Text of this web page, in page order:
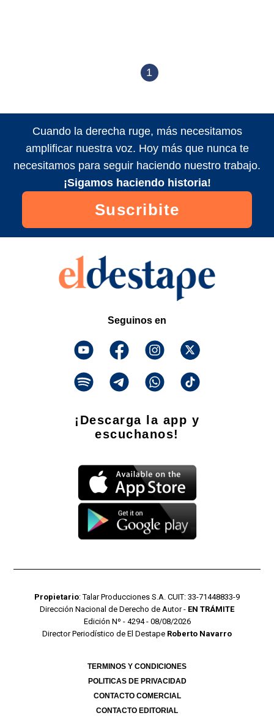
1
Cuando la derecha ruge, más necesitamos
amplificar nuestra voz. Hoy más que nunca te
necesitamos para seguir haciendo nuestro trabajo.
¡Sigamos haciendo historia!
Suscribite
Seguinos en
¡Descarga la app y
escuchanos!
Propietario: Talar Producciones S.A. CUIT: 33-71448833-9
Dirección Nacional de Derecho de Autor - EN TRÁMITE
Edición Nº - 4294 - 08/08/2026
Director Periodístico de El Destape Roberto Navarro
TERMINOS Y CONDICIONES
POLITICAS DE PRIVACIDAD
CONTACTO COMERCIAL
CONTACTO EDITORIAL